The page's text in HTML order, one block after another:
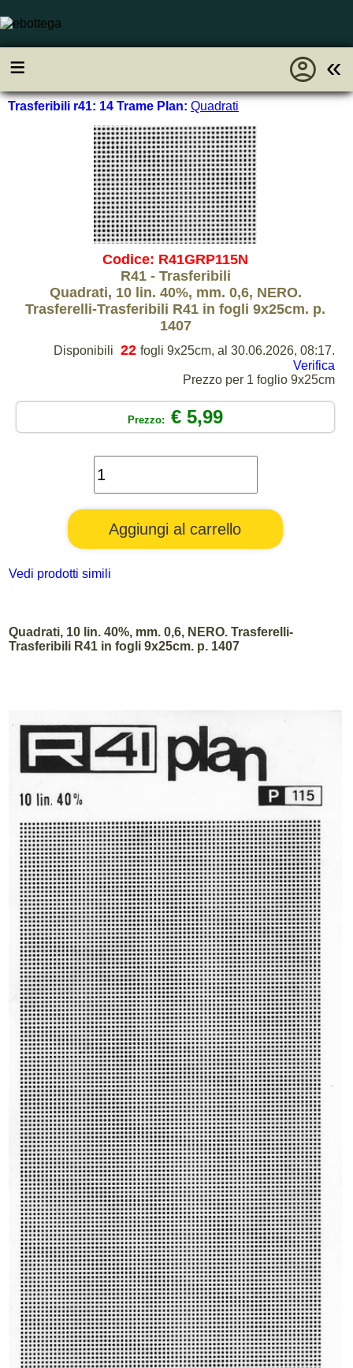
≡ «
account_circle
Trasferibili r41: 14 Trame Plan: Quadrati
Codice: R41GRP115N
R41 - Trasferibili
Quadrati, 10 lin. 40%, mm. 0,6, NERO.
Trasferelli-Trasferibili R41 in fogli 9x25cm. p.
1407
Disponibili 22 fogli 9x25cm, al 30.06.2026, 08:17.
Verifica
Prezzo per 1 foglio 9x25cm
Prezzo: € 5,99
Vedi prodotti simili
Quadrati, 10 lin. 40%, mm. 0,6, NERO. Trasferelli-
Trasferibili R41 in fogli 9x25cm. p. 1407